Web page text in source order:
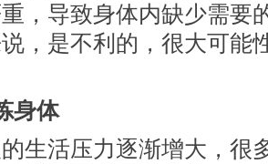
，导致身体内缺少需要
，是不利的，很大可能
体
活压力逐渐增大，很